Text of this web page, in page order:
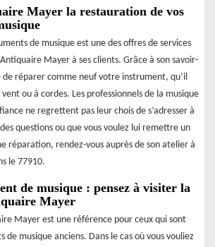
Mayer la restauration de vos
de musique est une des offres de services
Mayer à ses clients. Grâce à son savoir-
de réparer comme neuf votre instrument, qu’il
vent ou à cordes. Les professionnels de la musique
ne regrettent pas leur chois de s’adresser à
questions ou que vous voulez lui remettre un
réparation, rendez-vous auprès de son atelier à
le 77910.
de musique : pensez à visiter la
Mayer
Mayer est une référence pour ceux qui sont
de musique anciens. Dans le cas où vous vouliez